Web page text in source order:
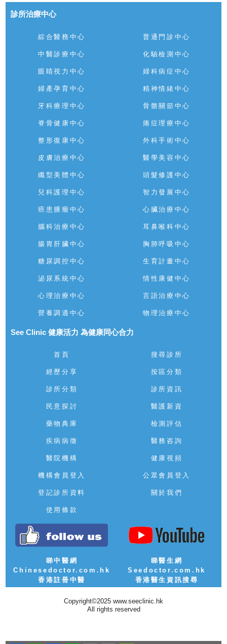
診所治療中心
綜合醫務中心 普通門診中心
中醫診療中心 化驗檢測中心
眼睛視力中心 婦科病症中心
婦產孕育中心 精神情緒中心
牙科療理中心 骨骼關節中心
脊骨健康中心 痛症理療中心
整形復康中心 外科手術中心
皮膚治療中心 醫學美容中心
纖型美體中心 頭髮修護中心
兒科護理中心 智力發展中心
癌患腫瘤中心 心臟治療中心
腦科治療中心 耳鼻喉科中心
腸胃肝臟中心 胸肺呼吸中心
糖尿調控中心 生育計畫中心
泌尿系統中心 情性康健中心
心理治療中心 言語治療中心
營養調適中心 物理治療中心
See Clinic 健康活力 為健康同心合力
首頁 搜尋診所
經歷分享 按區分類
診所分類 診所資訊
民意探討 醫護新資
藥物典庫 檢測評估
疾病病徵 醫務咨詢
醫院機構 健康視頻
機構會員登入 公眾會員登入
登記診所資料 關於我們
使用條款
睇中醫網
Chinesedoctor.com.hk
香港註冊中醫
睇醫生網
Seedoctor.com.hk
香港醫生資訊搜尋
Copyright©2025 www.seeclinic.hk
All rights reserved